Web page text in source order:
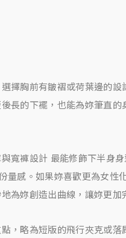
擇胸前有皺褶或荷葉邊的設
長的下襬，也能為妳筆直的
寬褲設計 最能修飾下半身身
量感。如果妳喜歡更為女性
為妳創造出曲線，讓妳更加
，略為短版的飛行夾克或落